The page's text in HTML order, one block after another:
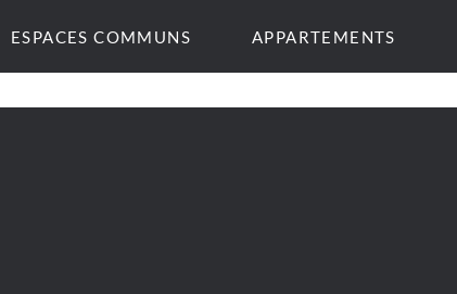
ESPACES COMMUNS APPARTEMENTS